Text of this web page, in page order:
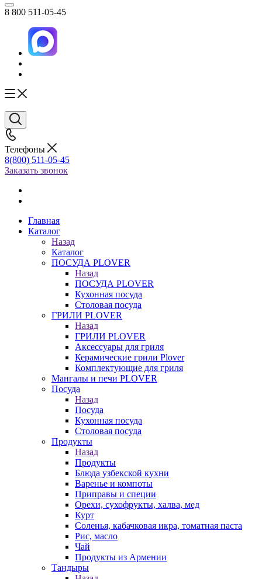
8 800 511-05-45
Телефоны
8(800) 511-05-45
Заказать звонок
Главная
Каталог
Назад
Каталог
ПОСУДА PLOVER
Назад
ПОСУДА PLOVER
Кухонная посуда
Столовая посуда
ГРИЛИ PLOVER
Назад
ГРИЛИ PLOVER
Аксессуары для гриля
Керамические грили Plover
Комплектующие для гриля
Мангалы и печи PLOVER
Посуда
Назад
Посуда
Кухонная посуда
Столовая посуда
Продукты
Назад
Продукты
Блюда узбекской кухни
Варенье и компоты
Приправы и специи
Орехи, сухофрукты, халва, мед
Курт
Соленья, кабачковая икра, томатная паста
Рис, масло
Чай
Продукты из Армении
Тандыры